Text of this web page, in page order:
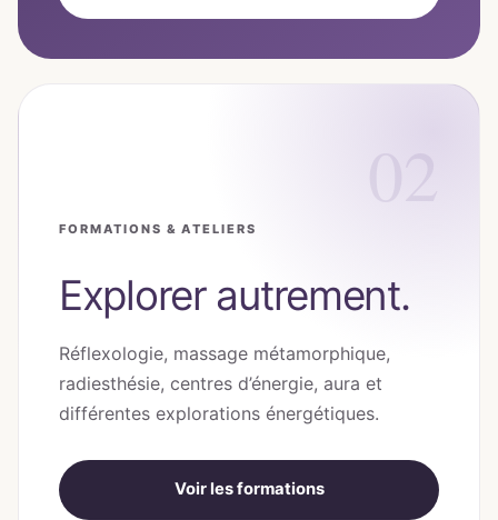
02
FORMATIONS & ATELIERS
Explorer autrement.
Réflexologie, massage métamorphique,
radiesthésie, centres d’énergie, aura et
différentes explorations énergétiques.
Voir les formations